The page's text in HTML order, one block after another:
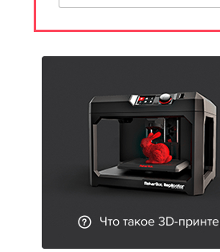
Что такое 3D-